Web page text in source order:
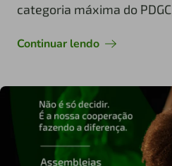
categoria máxima do PDGC
Continuar lendo